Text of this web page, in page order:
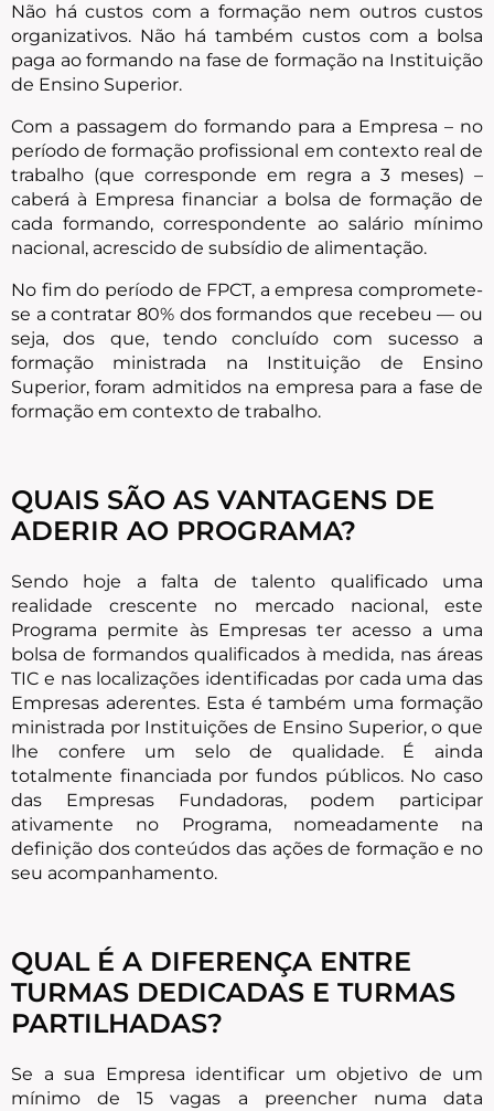
Não há custos com a formação nem outros custos
organizativos. Não há também custos com a bolsa
paga ao formando na fase de formação na Instituição
de Ensino Superior.
Com a passagem do formando para a Empresa – no
período de formação profissional em contexto real de
trabalho (que corresponde em regra a 3 meses) –
caberá à Empresa financiar a bolsa de formação de
cada formando, correspondente ao salário mínimo
nacional, acrescido de subsídio de alimentação.
No fim do período de FPCT, a empresa compromete-
se a contratar 80% dos formandos que recebeu — ou
seja, dos que, tendo concluído com sucesso a
formação ministrada na Instituição de Ensino
Superior, foram admitidos na empresa para a fase de
formação em contexto de trabalho.
QUAIS SÃO AS VANTAGENS DE
ADERIR AO PROGRAMA?
Sendo hoje a falta de talento qualificado uma
realidade crescente no mercado nacional, este
Programa permite às Empresas ter acesso a uma
bolsa de formandos qualificados à medida, nas áreas
TIC e nas localizações identificadas por cada uma das
Empresas aderentes. Esta é também uma formação
ministrada por Instituições de Ensino Superior, o que
lhe confere um selo de qualidade. É ainda
totalmente financiada por fundos públicos. No caso
das Empresas Fundadoras, podem participar
ativamente no Programa, nomeadamente na
definição dos conteúdos das ações de formação e no
seu acompanhamento.
QUAL É A DIFERENÇA ENTRE
TURMAS DEDICADAS E TURMAS
PARTILHADAS?
Se a sua Empresa identificar um objetivo de um
mínimo de 15 vagas a preencher numa data